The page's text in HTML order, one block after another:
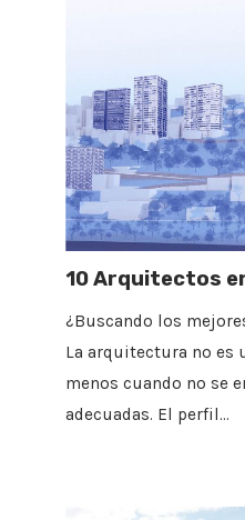
10 Arquitectos
¿Buscando los
La arquitectura no es
menos cuando no se
adecuadas. El perfil…